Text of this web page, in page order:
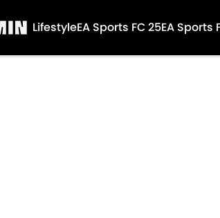
LifestyleEA Sports FC 25EA Sports